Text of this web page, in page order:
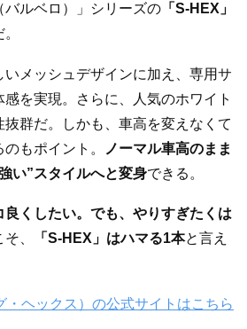
ルベロ）」シリーズの 「S-HEX」
メッシュデザインに加え、専用サ
を実現。さらに、人気のホワイト
抜群だ。しかも、車高を変えなくて
もポイント。
ノーマル車高のまま
い”スタイルへと変身できる。
良くしたい。でも、やりすぎたくは
、 「S-HEX」はハマる1本と言え
・ヘックス）の公式サイトはこちら